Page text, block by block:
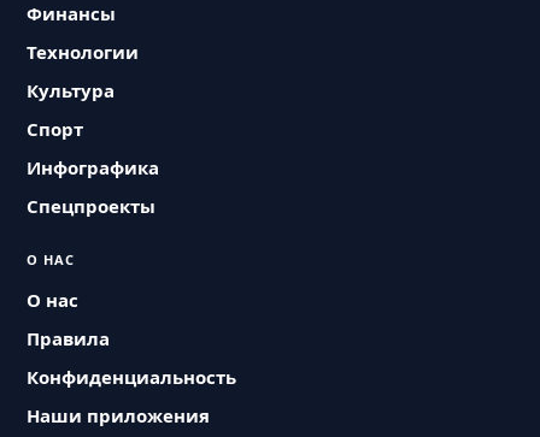
Финансы
Технологии
Культура
Спорт
Инфографика
Спецпроекты
О НАС
О нас
Правила
Конфиденциальность
Наши приложения